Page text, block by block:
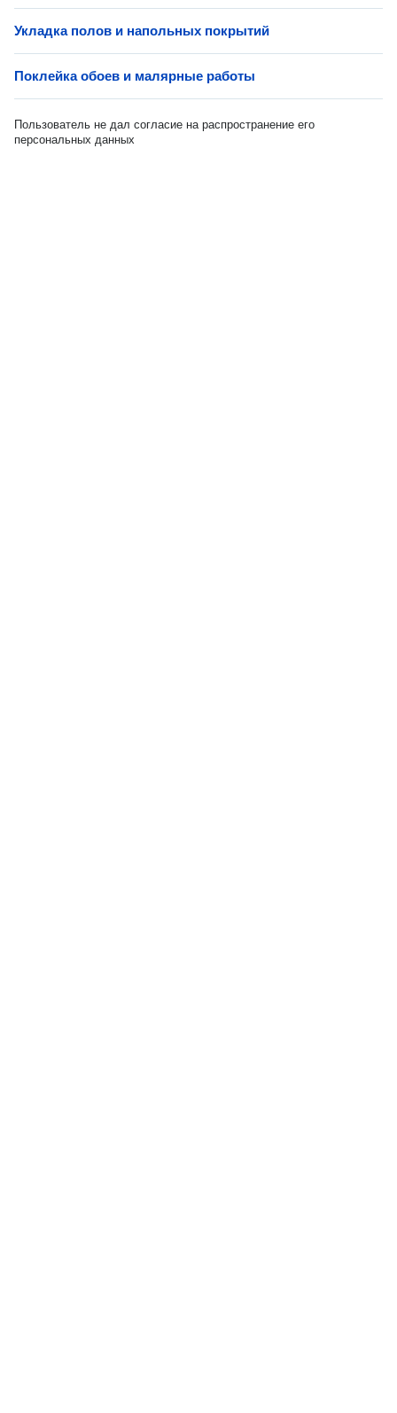
Укладка полов и напольных покрытий
Поклейка обоев и малярные работы
Пользователь не дал согласие на распространение его
персональных данных